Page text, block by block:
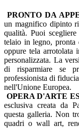
PRONTO DA
un magnifico dipinto
qualità. Puoi
telaio in legno, pronta
oppure tela arrotolata
personalizzata. La
di risparmiare se
professionista di
nell'Unione Europea.
OPERA D'ARTE
esclusiva creata da
questa galleria. Non
quadri o wall art,